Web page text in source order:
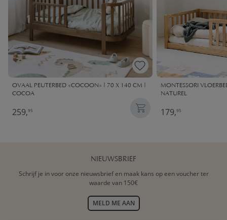
OVAAL PEUTERBED «COCOON» | 70 X 140 CM |
COCOA
259,95
MONTESSORI
NATUREL
179,95
NIEUWSBRIEF
Schrijf je in voor onze nieuwsbrief en maak kans op een voucher ter
waarde van 150€
MELD ME AAN